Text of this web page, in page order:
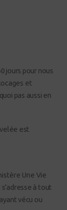
jours pour nous
et
pas aussi en
est
Une Vie
à tout
vécu ou